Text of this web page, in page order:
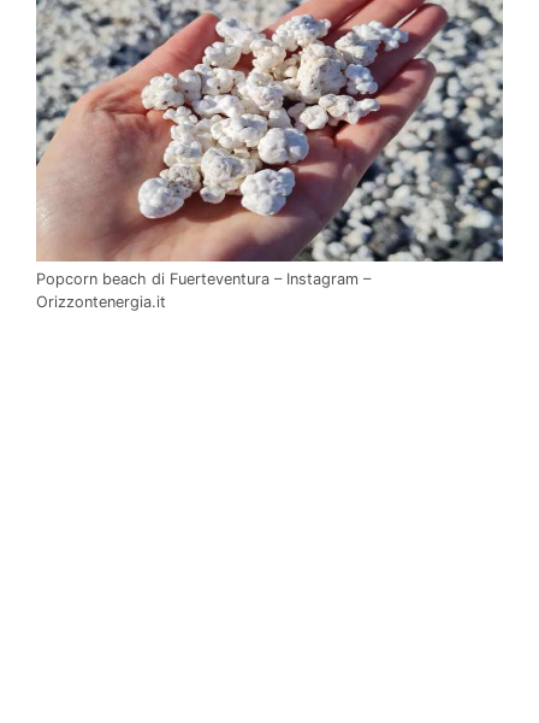
Popcorn beach di Fuerteventura – Instagram –
Orizzontenergia.it